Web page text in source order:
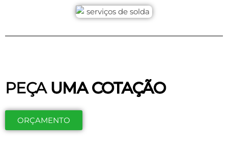
PEÇA UMA COTAÇÃO
ORÇAMENTO